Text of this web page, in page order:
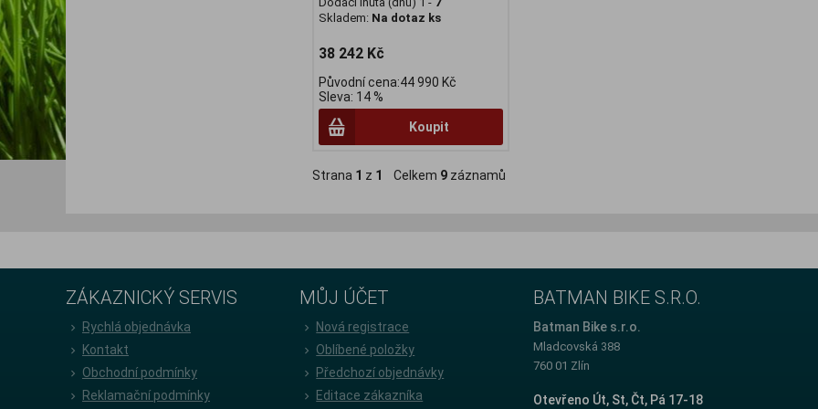
Skladem: Na dotaz ks
38 242 Kč
Původní cena:44 990 Kč
Sleva: 14 %
Koupit
Strana 1 z 1 Celkem 9 záznamů
ZÁKAZNICKÝ SERVIS
Rychlá objednávka
Kontakt
Obchodní podmínky
Reklamační podmínky
MŮJ ÚČET
Nová registrace
Oblíbené položky
Předchozí objednávky
Editace zákazníka
BATMAN BIKE S.R.O.
Batman Bike s.r.o.
Mladcovská 388
760 01 Zlín
Otevřeno Út, St, Čt, Pá 17-18